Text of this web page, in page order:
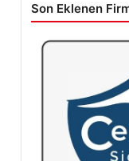
Son Eklenen